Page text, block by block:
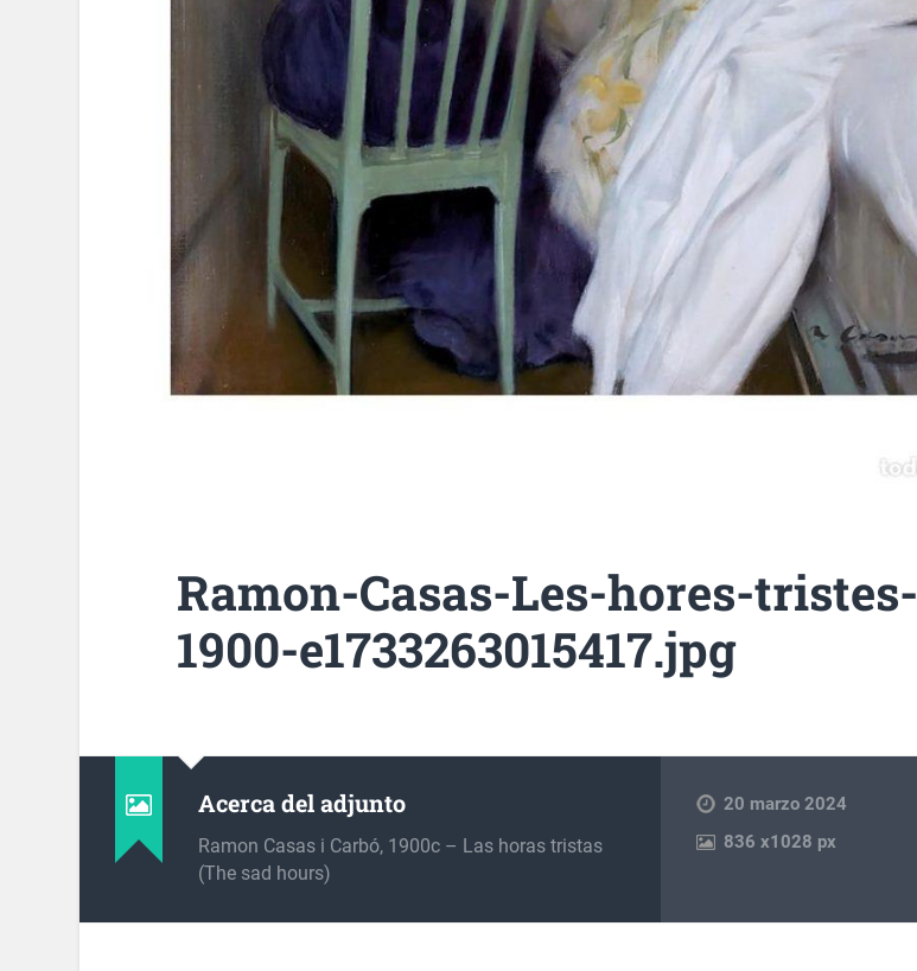
Ramon-Casas-Les-hores-tristes-
1900-e1733263015417.jpg
Acerca del adjunto
Ramon Casas i Carbó, 1900c – Las horas tristas
(The sad hours)
20 marzo 2024
836x1028 px